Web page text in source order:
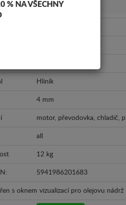
Hliník
4 mm
motor, převodovka, chladič,
all
12 kg
5941986201683
s oknem vizualizací pro olejovu nádrž
% NA VŠECHNY